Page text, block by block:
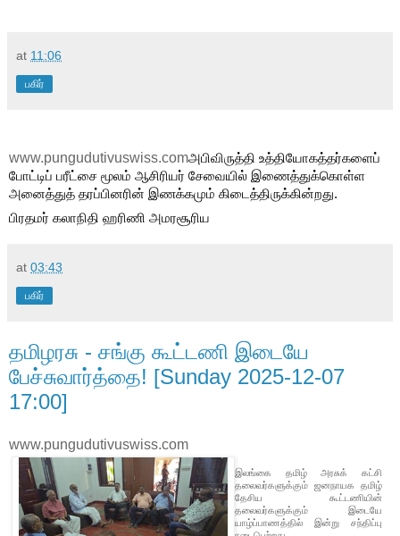
at 11:06
பகிர்
www.pungudutivuswiss.comஅபிவிருத்தி உத்தியோகத்தர்களைப்
போட்டிப் பரீட்சை மூலம் ஆசிரியர் சேவையில் இணைத்துக்கொள்ள
அனைத்துத் தரப்பினரின் இணக்கமும் கிடைத்திருக்கின்றது.
பிரதமர் கலாநிதி ஹரிணி அமரசூரிய
at 03:43
பகிர்
தமிழரசு - சங்கு கூட்டணி இடையே
பேச்சுவார்த்தை! [Sunday 2025-12-07
17:00]
www.pungudutivuswiss.com
இலங்கை தமிழ் அரசுக் கட்சி
தலைவர்களுக்கும் ஜனநாயக தமிழ்
தேசிய கூட்டணியின்
தலைவர்களுக்கும் இடையே
யாழ்ப்பாணத்தில் இன்று சந்திப்பு